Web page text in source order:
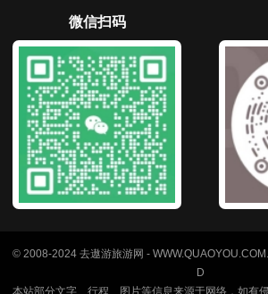
微信扫码
© 2008-2024 去遨游旅游网 -
D
本站部分文字、行程、图片等信息来源于网络，如有